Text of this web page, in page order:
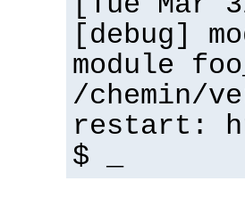
[debug]
module
/chemin/
restart:
$ _